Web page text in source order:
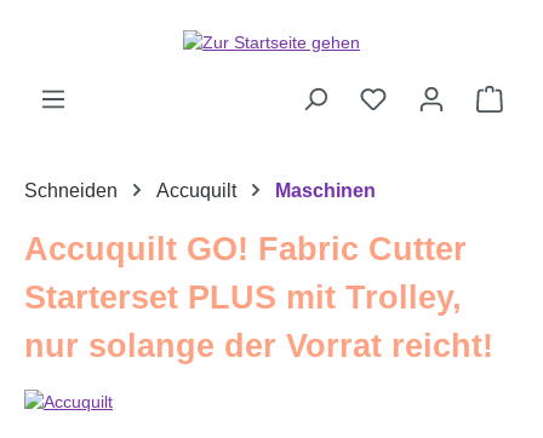
Schneiden Accuquilt Maschinen
Accuquilt GO! Fabric Cutter
Starterset PLUS mit Trolley,
nur solange der Vorrat reicht!